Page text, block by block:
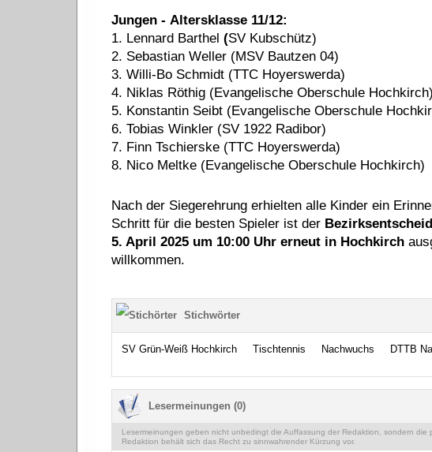
Jungen - Altersklasse 11/12:
1. Lennard Barthel (SV Kubschütz)
2. Sebastian Weller (MSV Bautzen04)
3. Willi-Bo Schmidt (TTC Hoyerswerda)
4. Niklas Röthig (Evangelische Oberschule Hochkirch)
5. Konstantin Seibt (Evangelische Oberschule
6. Tobias Winkler (SV 1922 Radibor)
7. Finn Tschierske (TTC Hoyerswerda)
8. Nico Meltke (Evangelische Oberschule Hochkirch)
Nach der Siegerehrung erhielten alle Kinder ein
Schritt für die besten Spieler ist der
5. April 2025 um 10:00 Uhr erneut in Hochkirch
willkommen.
Stichwörter
SV Grün-Weiß Hochkirch Tischtennis Nachwuchs DTTB
Lesermeinungen (0)
Lesermeinungen geben nicht unbedingt die Auffassung der Redaktion, sondern die
Redaktion behält sich das Recht zu sinnwahrender Kürzung vor.